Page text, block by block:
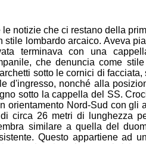
le notizie che ci restano della
stile lombardo arcaico. Aveva
terminava con una
che denuncia come
sotto le cornici di facciata,
d'ingresso, nonché alla
sotto la cappella del SS.
orientamento Nord-Sud con gli
circa 26 metri di lunghezza
similare a quella del
Questo appartiene ad